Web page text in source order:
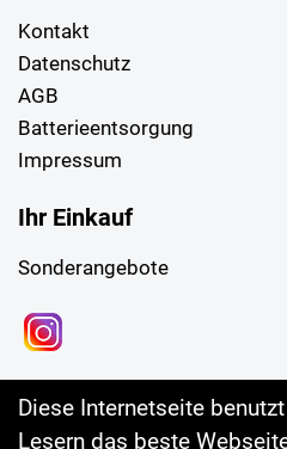
Kontakt
Datenschutz
AGB
Batterieentsorgung
Impressum
Ihr Einkauf
Sonderangebote
Diese Internetseite
Lesern das beste